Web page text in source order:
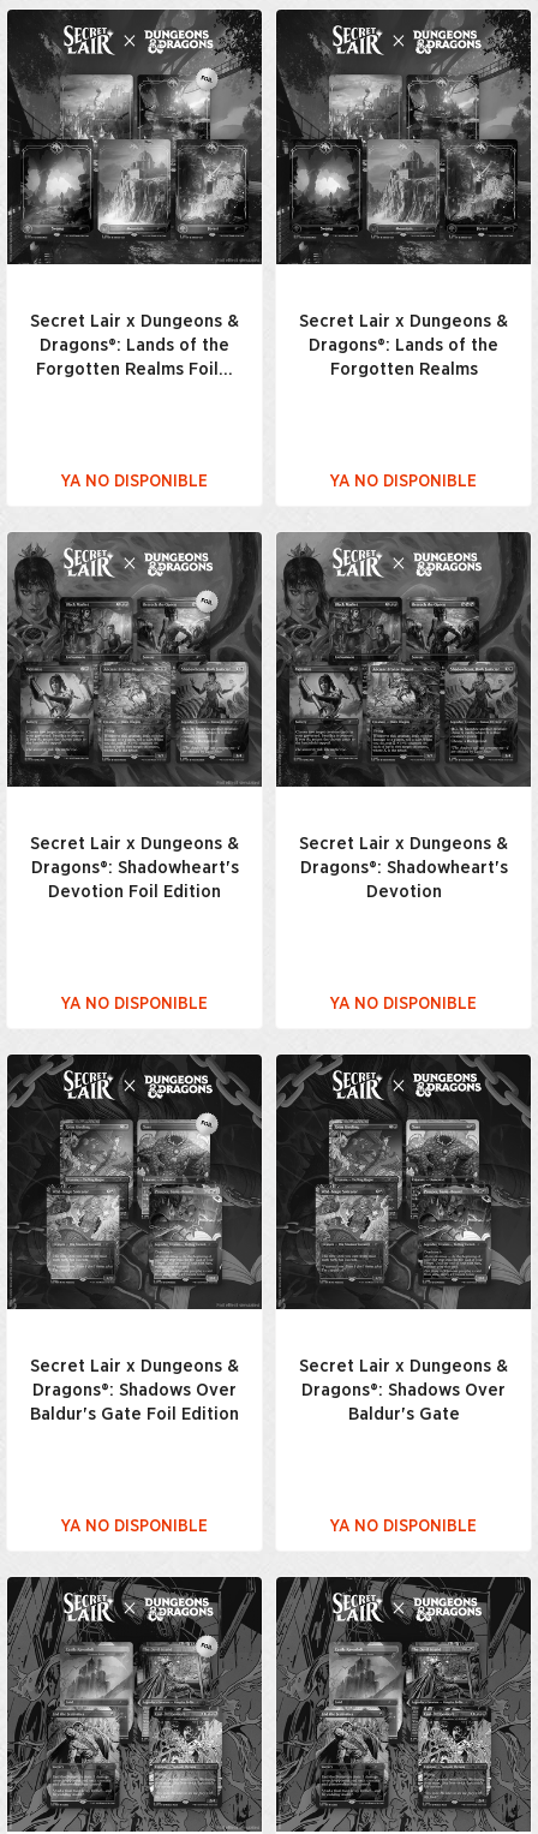
Secret Lair x Dungeons &
Dragons®: Lands of the
Forgotten Realms Foil…
YA NO DISPONIBLE
Secret Lair x Dungeons &
Dragons®: Lands of the
Forgotten Realms
YA NO DISPONIBLE
Secret Lair x Dungeons &
Dragons®: Shadowheart's
Devotion Foil Edition
YA NO DISPONIBLE
Secret Lair x Dungeons &
Dragons®: Shadowheart's
Devotion
YA NO DISPONIBLE
Secret Lair x Dungeons &
Dragons®: Shadows Over
Baldur's Gate Foil Edition
YA NO DISPONIBLE
Secret Lair x Dungeons &
Dragons®: Shadows Over
Baldur's Gate
YA NO DISPONIBLE